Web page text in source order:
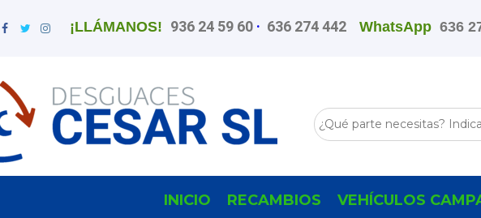
¡LLÁMANOS! 936 24 59 60 · 636 274 442 WhatsApp636
INICIO RECAMBIOS VEHÍCULOS